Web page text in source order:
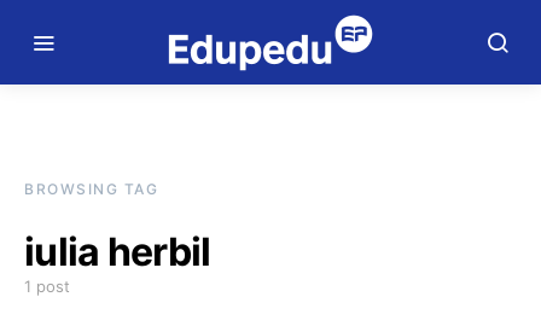
BROWSING TAG
iulia herbil
1 post